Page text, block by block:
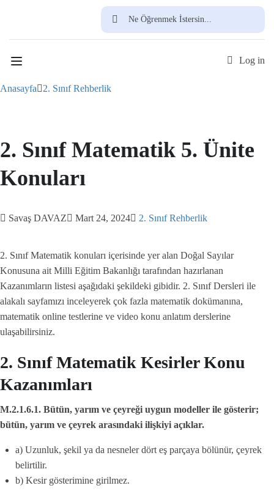
Log in
Anasayfa 2. Sınıf Rehberlik
2. Sınıf Matematik 5. Ünite
Konuları
Savaş DAVAZ Mart 24, 2024 2. Sınıf Rehberlik
2. Sınıf Matematik konuları içerisinde yer alan Doğal Sayılar
Konusuna ait Milli Eğitim Bakanlığı tarafından hazırlanan
Kazanımların listesi aşağıdaki şekildeki gibidir. 2. Sınıf Dersleri ile
alakalı sayfamızı inceleyerek çok fazla matematik dokümanına,
matematik online testlerine ve video konu anlatım derslerine
ulaşabilirsiniz.
2. Sınıf Matematik Kesirler Konu
Kazanımları
M.2.1.6.1. Bütün, yarım ve çeyreği uygun modeller ile gösterir;
bütün, yarım ve çeyrek arasındaki ilişkiyi açıklar.
a) Uzunluk, şekil ya da nesneler dört eş parçaya bölünür, çeyrek
belirtilir.
b) Kesir gösterimine girilmez.